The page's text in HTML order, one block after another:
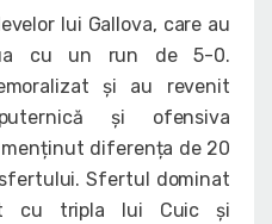
lui Gallova, care au
cu un run de 5-0.
și au revenit
și ofensiva
diferența de 20
Sfertul dominat
cu tripla lui Cuic și